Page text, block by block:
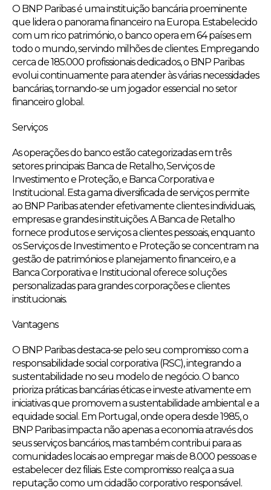
O BNP Paribas é uma instituição bancária proeminente
que lidera o panorama financeiro na Europa. Estabelecido
com um rico património, o banco opera em 64 países em
todo o mundo, servindo milhões de clientes. Empregando
cerca de 185.000 profissionais dedicados, o BNP Paribas
evolui continuamente para atender às várias necessidades
bancárias, tornando-se um jogador essencial no setor
financeiro global.
Serviços
As operações do banco estão categorizadas em três
setores principais: Banca de Retalho, Serviços de
Investimento e Proteção, e Banca Corporativa e
Institucional. Esta gama diversificada de serviços permite
ao BNP Paribas atender efetivamente clientes individuais,
empresas e grandes instituições. A Banca de Retalho
fornece produtos e serviços a clientes pessoais, enquanto
os Serviços de Investimento e Proteção se concentram na
gestão de patrimónios e planejamento financeiro, e a
Banca Corporativa e Institucional oferece soluções
personalizadas para grandes corporações e clientes
institucionais.
Vantagens
O BNP Paribas destaca-se pelo seu compromisso com a
responsabilidade social corporativa (RSC), integrando a
sustentabilidade no seu modelo de negócio. O banco
prioriza práticas bancárias éticas e investe ativamente em
iniciativas que promovem a sustentabilidade ambiental e a
equidade social. Em Portugal, onde opera desde 1985, o
BNP Paribas impacta não apenas a economia através dos
seus serviços bancários, mas também contribui para as
comunidades locais ao empregar mais de 8.000 pessoas e
estabelecer dez filiais. Este compromisso realça a sua
reputação como um cidadão corporativo responsável.